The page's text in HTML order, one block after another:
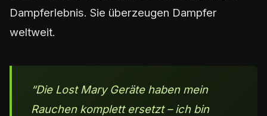
Dampferlebnis. Sie überzeugen Dampfer
weltweit.
“Die Lost Mary Geräte haben mein
Rauchen komplett ersetzt – ich bin